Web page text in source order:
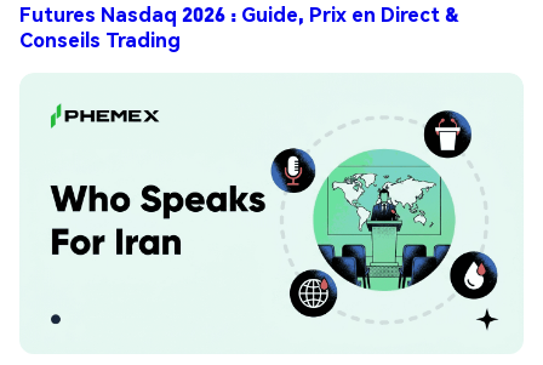
Futures Nasdaq 2026 : Guide, Prix en Direct &
Conseils Trading